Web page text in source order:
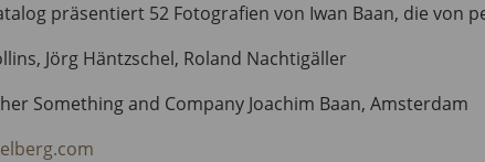
präsentiert 52 Fotografien von Iwan Baan, die von
Jörg Häntzschel, Roland Nachtigäller
Something and Company Joachim Baan, Amsterdam